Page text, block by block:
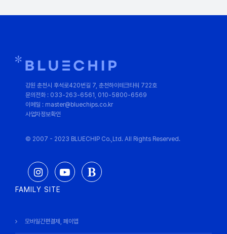
강원 춘천시 후석로420번길 7, 춘천하이테크타워 722호
문의전화 : 033-263-6561, 010-5800-6569
이메일 : master@bluechips.co.kr
사업자정보확인
© 2007 - 2023 BLUECHIP Co.,Ltd. All Rights Reserved.
FAMILY SITE
모바일간편결제, 페이앱